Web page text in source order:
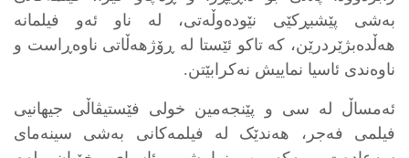
بەشی پێشبڕکێی نێودەوڵەتی، لە ناو ئەو فیلمانە
هەڵدەبژێردرێن، کە تاکو ئێستا لە ڕۆژهەڵاتی ناوەڕاست و
ناوەندی ئاسیا نماییش نەکرابێتن.
ئەمساڵ لە سی و پێنجەمین خولی فێستیڤاڵی جیهانیی
فیلمی فەجر، هەندێک لە فیلمەکانی بەشی سینەمای